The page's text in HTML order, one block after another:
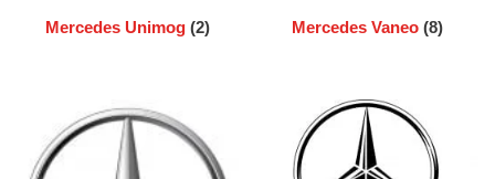
Mercedes Unimog (2) Mercedes Vaneo(8)